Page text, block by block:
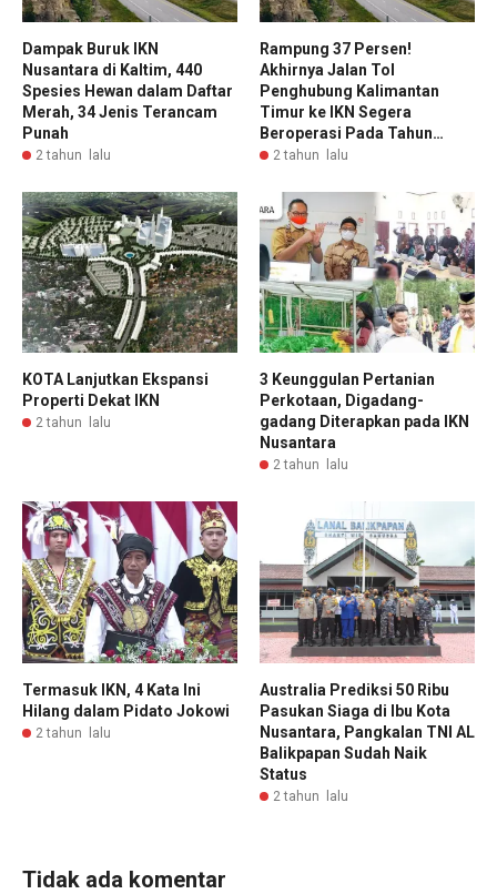
Dampak Buruk IKN
Nusantara di Kaltim, 440
Spesies Hewan dalam Daftar
Merah, 34 Jenis Terancam
Punah
2 tahun lalu
Rampung 37 Persen!
Akhirnya Jalan Tol
Penghubung Kalimantan
Timur ke IKN Segera
Beroperasi Pada Tahun…
2 tahun lalu
KOTA Lanjutkan Ekspansi
Properti Dekat IKN
2 tahun lalu
3 Keunggulan Pertanian
Perkotaan, Digadang-
gadang Diterapkan pada IKN
Nusantara
2 tahun lalu
Termasuk IKN, 4 Kata Ini
Hilang dalam Pidato Jokowi
2 tahun lalu
Australia Prediksi 50 Ribu
Pasukan Siaga di Ibu Kota
Nusantara, Pangkalan TNI AL
Balikpapan Sudah Naik
Status
2 tahun lalu
Tidak ada komentar